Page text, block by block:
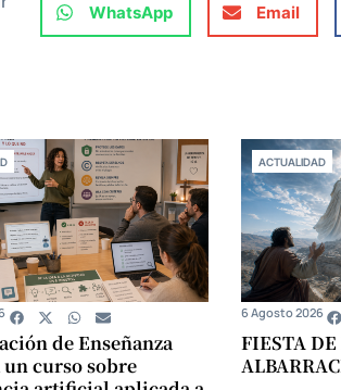
WhatsApp Email
de Enseñanza
curso sobre
ACTUALIDAD
FIESTA
6 Agosto 2026